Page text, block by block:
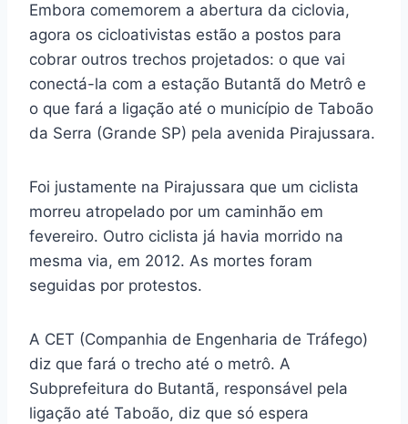
Embora comemorem a abertura da ciclovia,
agora os cicloativistas estão a postos para
cobrar outros trechos projetados: o que vai
conectá-la com a estação Butantã do Metrô e
o que fará a ligação até o município de Taboão
da Serra (Grande SP) pela avenida Pirajussara.
Foi justamente na Pirajussara que um ciclista
morreu atropelado por um caminhão em
fevereiro. Outro ciclista já havia morrido na
mesma via, em 2012. As mortes foram
seguidas por protestos.
A CET (Companhia de Engenharia de Tráfego)
diz que fará o trecho até o metrô. A
Subprefeitura do Butantã, responsável pela
ligação até Taboão, diz que só espera